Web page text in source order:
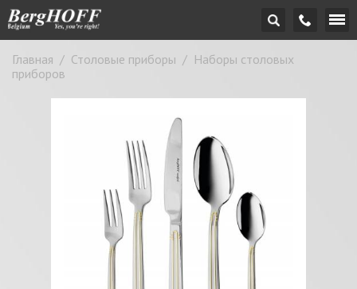
Главная / Столовые приборы / Наборы столовых
приборов